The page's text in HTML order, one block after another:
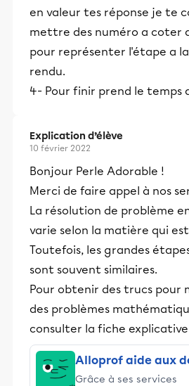
en valeur tes réponse je te
mettre des numéro a coter
pour représenter l'étape a
rendu.
4- Pour finir prend le temps
Explication d’élève
10 février 2022
Bonjour Perle Adorable !
Merci de faire appel à nos
La résolution de problème
varie selon la matière qui
Toutefois, les grandes
sont souvent similaires.
Pour obtenir des trucs pour
des problèmes
consulter la fiche
Alloprof aide aux
Grâce à ses services